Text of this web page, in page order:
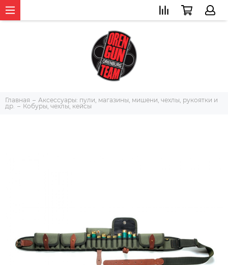
Главная
Аксессуары: пули, магазины, мишени, чехлы, рукоятки и
др.
Кобуры, чехлы, кейсы